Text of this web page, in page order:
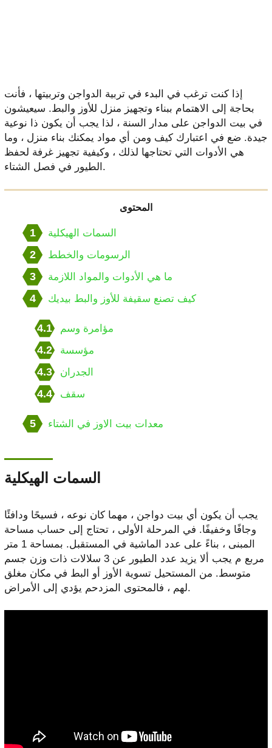
إذا كنت ترغب في البدء في تربية الدواجن وتربيتها ، فأنت
بحاجة إلى الاهتمام ببناء وتجهيز منزل للأوز والبط. سيعيشون
في بيت الدواجن على مدار السنة ، لذا يجب أن يكون ذا نوعية
جيدة. ضع في اعتبارك كيف ومن أي مواد يمكنك بناء منزل ، وما
هي الأدوات التي تحتاجها لذلك ، وكيفية تجهيز غرفة لحفظ
الطيور في فصل الشتاء.
المحتوى
1 السمات الهيكلية
2 الرسومات والخطط
3 ما هي الأدوات والمواد اللازمة
4 كيف تصنع سقيفة للأوز والبط بيديك
4.1 مؤامرة وسم
4.2 مؤسسة
4.3 الجدران
4.4 سقف
5 معدات بيت الاوز في الشتاء
السمات الهيكلية
يجب أن يكون أي بيت دواجن ، مهما كان نوعه ، فسيحًا ودافئًا
وجافًا وخفيفًا. في المرحلة الأولى ، تحتاج إلى حساب مساحة
المبنى ، بناءً على عدد الماشية في المستقبل. بمساحة 1 متر
مربع م يجب ألا يزيد عدد الطيور عن 3 سلالات ذات وزن جسم
متوسط. من المستحيل تسوية الأوز أو البط في مكان مغلق
لهم ، فالمحتوى المزدحم يؤدي إلى الأمراض.